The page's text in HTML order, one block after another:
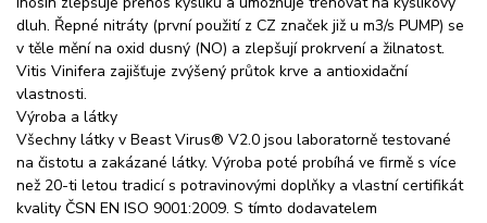
dluh. Řepné nitráty (první použití z CZ značek již u m3/s PUMP) se
v těle mění na oxid dusný (NO) a zlepšují prokrvení a žilnatost.
Vitis Vinifera zajišťuje zvýšený průtok krve a antioxidační
vlastnosti.
Výroba a látky
Všechny látky v Beast Virus® V2.0 jsou laboratorně testované
na čistotu a zakázané látky. Výroba poté probíhá ve firmě s více
než 20-ti letou tradicí s potravinovými doplňky a vlastní certifikát
kvality ČSN EN ISO 9001:2009. S tímto dodavatelem